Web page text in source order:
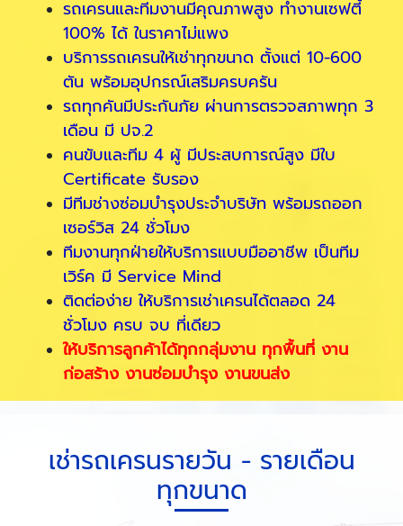
รถเครนและทีมงานมีคุณภาพสูง ทำงานเซฟตี้
100% ได้ ในราคาไม่แพง
บริการรถเครนให้เช่าทุกขนาด ตั้งแต่ 10-600
ตัน พร้อมอุปกรณ์เสริมครบครัน
รถทุกคันมีประกันภัย ผ่านการตรวจสภาพทุก 3
เดือน มี ปจ.2
คนขับและทีม 4 ผู้ มีประสบการณ์สูง มีใบ
Certificate รับรอง
มีทีมช่างซ่อมบำรุงประจำบริษัท พร้อมรถออก
เซอร์วิส 24 ชั่วโมง
ทีมงานทุกฝ่ายให้บริการแบบมืออาชีพ เป็นทีม
เวิร์ค มี Service Mind
ติดต่อง่าย ให้บริการเช่าเครนได้ตลอด 24
ชั่วโมง ครบ จบ ที่เดียว
ให้บริการลูกค้าได้ทุกกลุ่มงาน ทุกพื้นที่ งาน
ก่อสร้าง งานซ่อมบำรุง งานขนส่ง
เช่ารถเครนรายวัน - รายเดือน
ทุกขนาด